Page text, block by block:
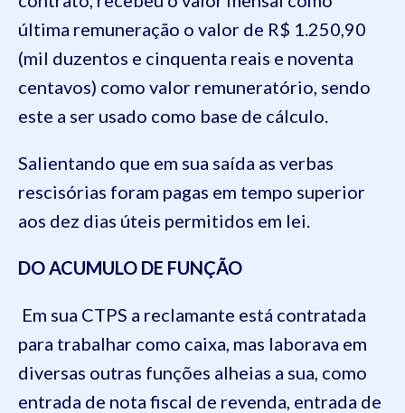
última remuneração o valor de R$ 1.250,90
(mil duzentos e cinquenta reais e noventa
centavos) como valor remuneratório, sendo
este a ser usado como base de cálculo.
Salientando que em sua saída as verbas
rescisórias foram pagas em tempo superior
aos dez dias úteis permitidos em lei.
DO ACUMULO DE FUNÇÃO
Em sua CTPS a reclamante está contratada
para trabalhar como caixa, mas laborava em
diversas outras funções alheias a sua, como
entrada de nota fiscal de revenda, entrada de